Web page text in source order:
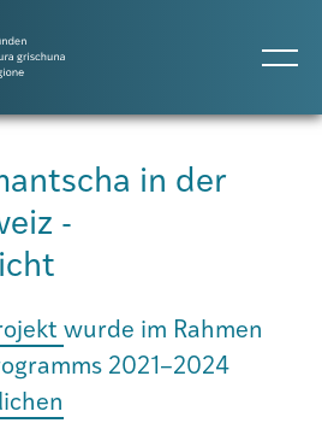
in der
-
wurde im Rahmen
2021–2024